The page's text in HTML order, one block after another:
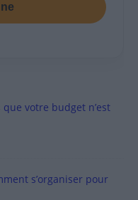
votre budget n’est
s’organiser pour